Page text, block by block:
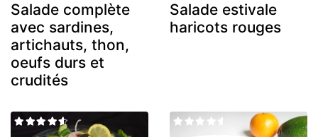
Salade complète
avec sardines,
artichauts, thon,
oeufs durs et
crudités
Salade estivale
haricots rouges